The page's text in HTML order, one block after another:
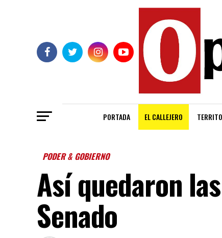
PORTADA EL CALLEJERO
PODER & GOBIERNO
Así quedaron
Senado